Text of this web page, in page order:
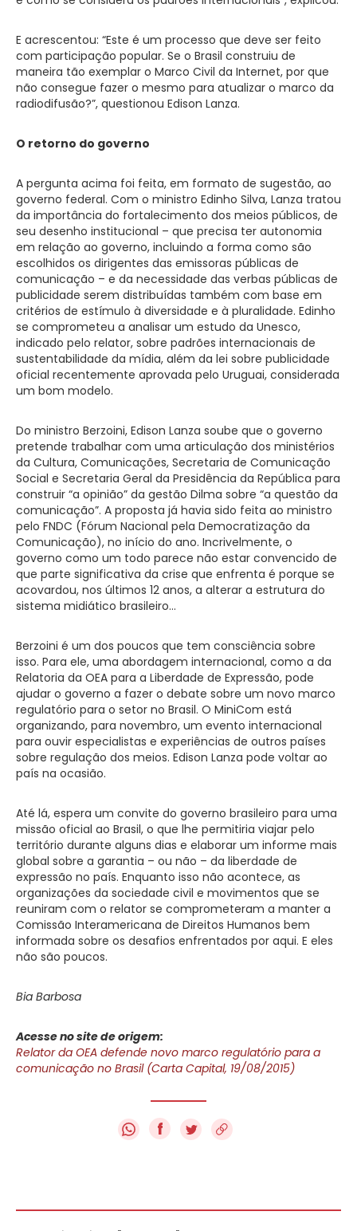
E acrescentou: “Este é um processo que deve ser feito
com participação popular. Se o Brasil construiu de
maneira tão exemplar o Marco Civil da Internet, por que
não consegue fazer o mesmo para atualizar o marco da
radiodifusão?”, questionou Edison Lanza.
O retorno do governo
A pergunta acima foi feita, em formato de sugestão, ao
governo federal. Com o ministro Edinho Silva, Lanza tratou
da importância do fortalecimento dos meios públicos, de
seu desenho institucional – que precisa ter autonomia
em relação ao governo, incluindo a forma como são
escolhidos os dirigentes das emissoras públicas de
comunicação – e da necessidade das verbas públicas de
publicidade serem distribuídas também com base em
critérios de estímulo à diversidade e à pluralidade. Edinho
se comprometeu a analisar um estudo da Unesco,
indicado pelo relator, sobre padrões internacionais de
sustentabilidade da mídia, além da lei sobre publicidade
oficial recentemente aprovada pelo Uruguai, considerada
um bom modelo.
Do ministro Berzoini, Edison Lanza soube que o governo
pretende trabalhar com uma articulação dos ministérios
da Cultura, Comunicações, Secretaria de Comunicação
Social e Secretaria Geral da Presidência da República para
construir “a opinião” da gestão Dilma sobre “a questão da
comunicação”. A proposta já havia sido feita ao ministro
pelo FNDC (Fórum Nacional pela Democratização da
Comunicação), no início do ano. Incrivelmente, o
governo como um todo parece não estar convencido de
que parte significativa da crise que enfrenta é porque se
acovardou, nos últimos 12 anos, a alterar a estrutura do
sistema midiático brasileiro…
Berzoini é um dos poucos que tem consciência sobre
isso. Para ele, uma abordagem internacional, como a da
Relatoria da OEA para a Liberdade de Expressão, pode
ajudar o governo a fazer o debate sobre um novo marco
regulatório para o setor no Brasil. O MiniCom está
organizando, para novembro, um evento internacional
para ouvir especialistas e experiências de outros países
sobre regulação dos meios. Edison Lanza pode voltar ao
país na ocasião.
Até lá, espera um convite do governo brasileiro para uma
missão oficial ao Brasil, o que lhe permitiria viajar pelo
território durante alguns dias e elaborar um informe mais
global sobre a garantia – ou não – da liberdade de
expressão no país. Enquanto isso não acontece, as
organizações da sociedade civil e movimentos que se
reuniram com o relator se comprometeram a manter a
Comissão Interamericana de Direitos Humanos bem
informada sobre os desafios enfrentados por aqui. E eles
não são poucos.
Bia Barbosa
Acesse no site de origem:
Relator da OEA defende novo marco regulatório para a
comunicação no Brasil (Carta Capital, 19/08/2015)
f